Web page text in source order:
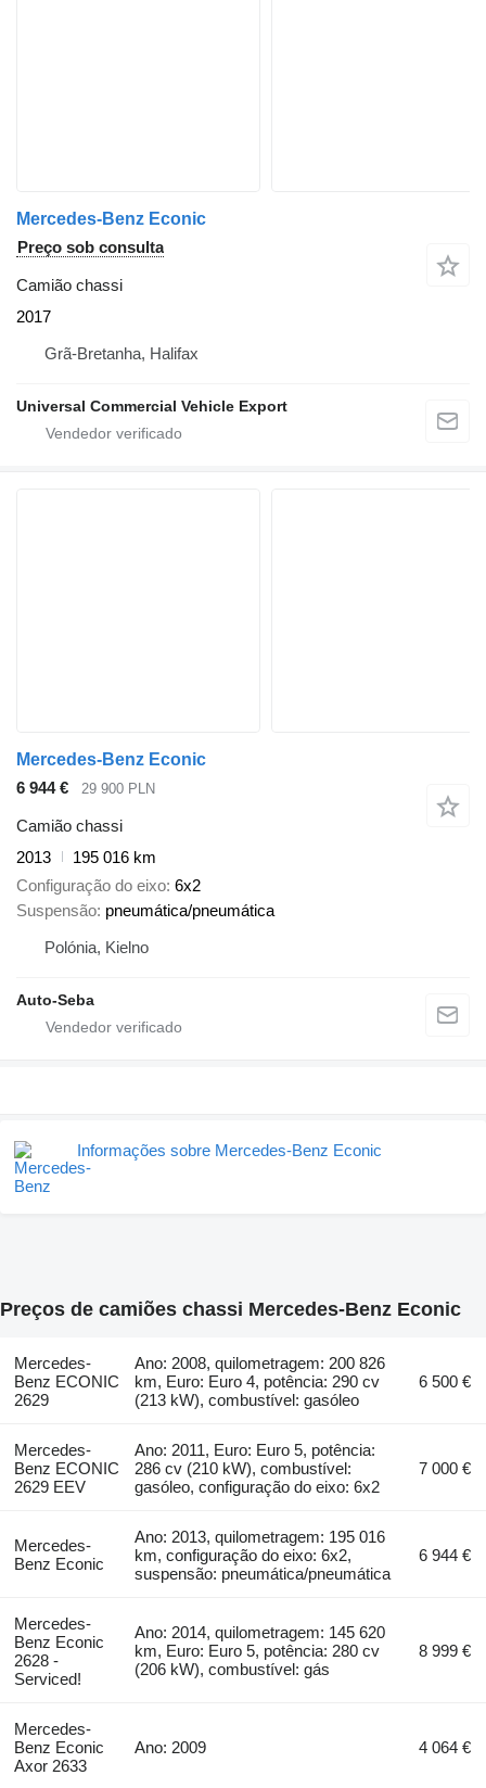
Mercedes-Benz Econic
Preço sob consulta
Camião chassi
2017
Grã-Bretanha, Halifax
Universal Commercial Vehicle Export
Mercedes-Benz Econic
6 944 €
29 900 PLN
Camião chassi
2013
195 016 km
Configuração do eixo 6x2
Suspensão pneumática/pneumática
Polónia, Kielno
Auto-Seba
Informações sobre Mercedes-Benz Econic
Preços de camiões chassi Mercedes-Benz Econic
Mercedes-
Benz ECONIC
2629
Ano: 2008, quilometragem: 200 826
km, Euro: Euro 4, potência: 290 cv
(213 kW), combustível: gasóleo
6 500 €
Mercedes-
Benz ECONIC
2629 EEV
Ano: 2011, Euro: Euro 5, potência:
286 cv (210 kW), combustível:
gasóleo, configuração do eixo: 6x2
7 000 €
Mercedes-
Benz Econic
Ano: 2013, quilometragem: 195 016
km, configuração do eixo: 6x2,
suspensão: pneumática/pneumática
6 944 €
Mercedes-
Benz Econic
2628 -
Serviced!
Ano: 2014, quilometragem: 145 620
km, Euro: Euro 5, potência: 280 cv
(206 kW), combustível: gás
8 999 €
Mercedes-
Benz Econic
Axor 2633
Ano: 2009 4 064 €